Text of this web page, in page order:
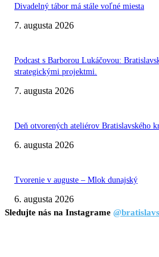
Divadelný tábor má stále voľné miesta
7. augusta 2026
Podcast s Barborou Lukáčovou:
strategickými projektmi.
7. augusta 2026
Deň otvorených ateliérov Bratislavského
6. augusta 2026
Tvorenie v auguste – Mlok dunajský
6. augusta 2026
Sledujte nás na Instagrame